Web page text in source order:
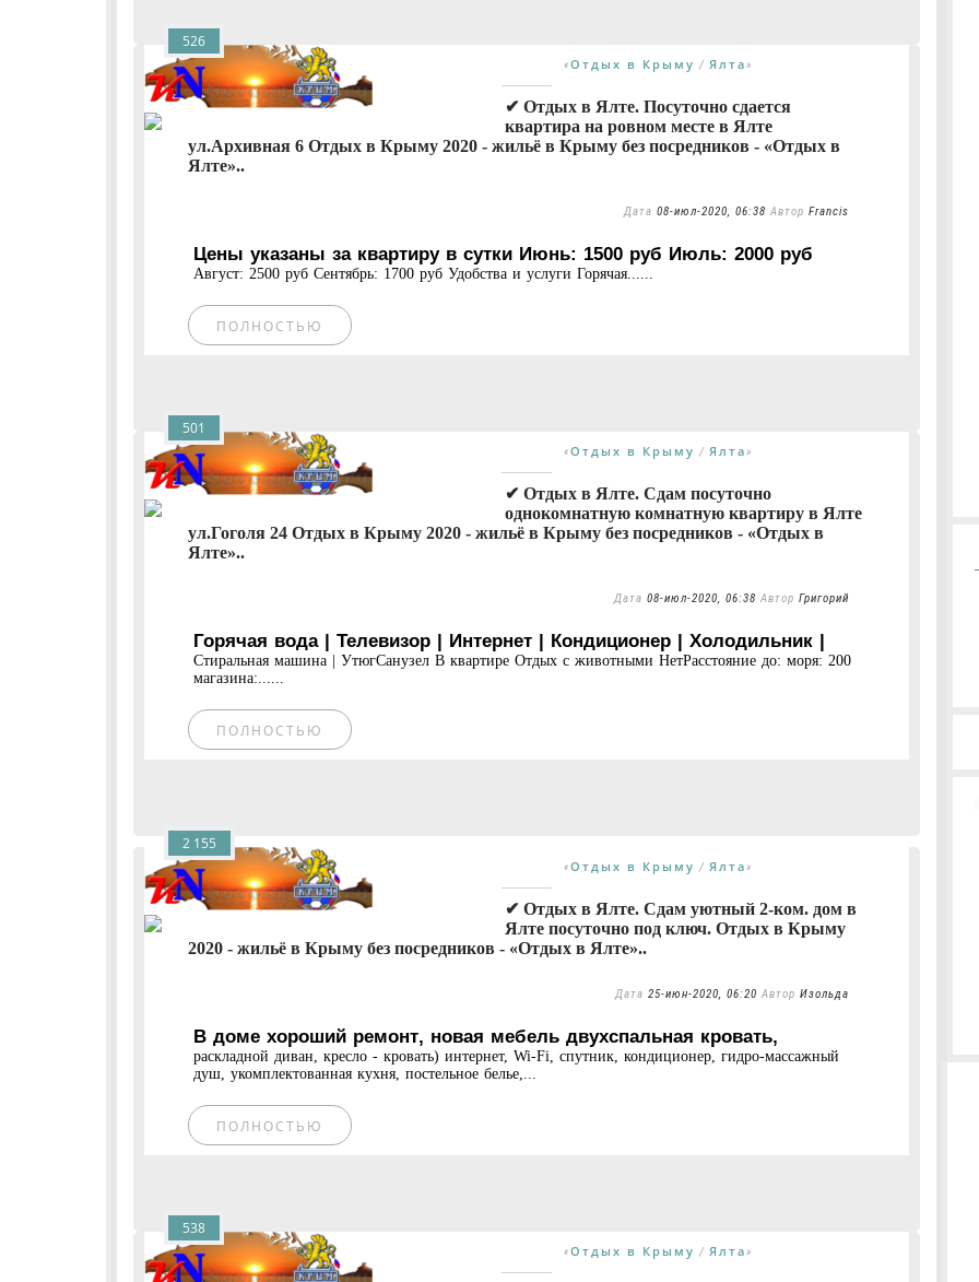
«Отдых в Крыму / Ялта»
✔ Отдых в Ялте. Посуточно сдается
квартира на ровном месте в Ялте
ул.Архивная 6 Отдых в Крыму 2020 - жильё в Крыму без посредников - «Отдых в
Ялте»..
Дата 08-июл-2020, 06:38 Автор Francis
Цены указаны за квартиру в сутки Июнь: 1500 руб Июль: 2000 руб
Август: 2500 руб Сентябрь: 1700 руб Удобства и услуги Горячая......
ПОЛНОСТЬЮ
526
«Отдых в Крыму / Ялта»
✔ Отдых в Ялте. Сдам посуточно
однокомнатную комнатную квартиру в Ялте
ул.Гоголя 24 Отдых в Крыму 2020 - жильё в Крыму без посредников - «Отдых в
Ялте»..
Дата 08-июл-2020, 06:38 Автор Григорий
Горячая вода | Телевизор | Интернет | Кондиционер | Холодильник |
Стиральная машина | УтюгСанузел В квартире Отдых с животными НетРасстояние до: моря: 200
магазина:......
ПОЛНОСТЬЮ
501
«Отдых в Крыму / Ялта»
✔ Отдых в Ялте. Сдам уютный 2-ком. дом в
Ялте посуточно под ключ. Отдых в Крыму
2020 - жильё в Крыму без посредников - «Отдых в Ялте»..
Дата 25-июн-2020, 06:20 Автор Изольда
В доме хороший ремонт, новая мебель двухспальная кровать,
раскладной диван, кресло - кровать) интернет, Wi-Fi, спутник, кондиционер, гидро-массажный
душ, укомплектованная кухня, постельное белье,...
ПОЛНОСТЬЮ
2 155
«Отдых в Крыму / Ялта»
538